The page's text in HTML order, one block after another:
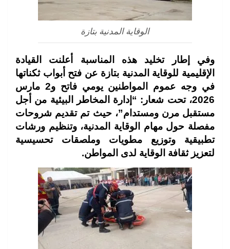
الوقاية المدنية بتازة
وفي إطار تخليد هذه المناسبة أعلنت القيادة
الإقليمية للوقاية المدنية بتازة عن فتح أبواب ثكناتها
في وجه عموم المواطنين يومي فاتح و2 مارس
2026، تحت شعار: “إدارة المخاطر البيئية من أجل
مستقبل مرن ومستدام”، حيث تم تقديم شروحات
مفصلة حول مهام الوقاية المدنية، وتنظيم ورشات
تطبيقية وتوزيع مطويات وملصقات تحسيسية
لتعزيز ثقافة الوقاية لدى المواطن.